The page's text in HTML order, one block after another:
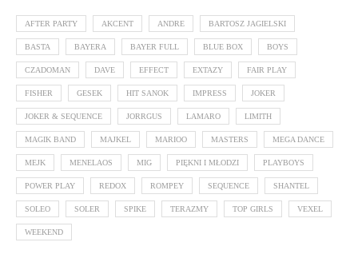
AFTER PARTY AKCENT ANDRE BARTOSZ JAGIELSKI
BASTA BAYERA BAYER FULL BLUE BOX BOYS
CZADOMAN DAVE EFFECT EXTAZY FAIR PLAY
FISHER GESEK HIT SANOK IMPRESS JOKER
JOKER & SEQUENCE JORRGUS LAMARO LIMITH
MAGIK BAND MAJKEL MARIOO MASTERS MEGA DANCE
MEJK MENELAOS MIG PIĘKNI I MŁODZI PLAYBOYS
POWER PLAY REDOX ROMPEY SEQUENCE SHANTEL
SOLEO SOLER SPIKE TERAZMY TOP GIRLS VEXEL
WEEKEND